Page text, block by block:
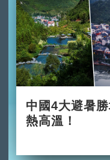
中國4大避暑
熱高溫！